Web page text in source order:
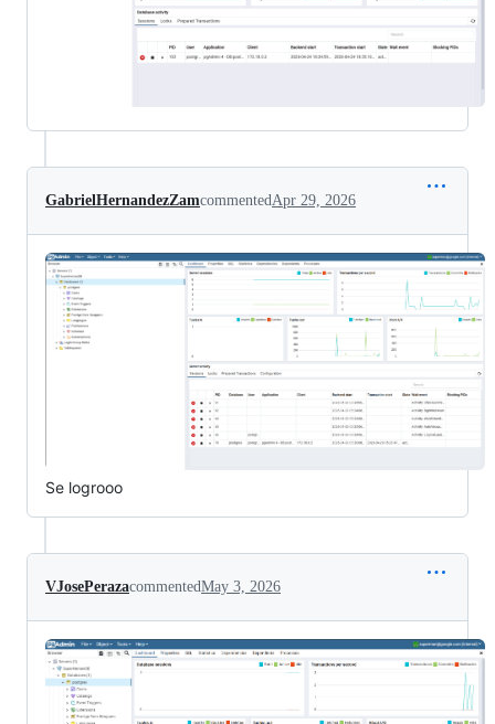
GabrielHernandezZamcommented Apr 29, 2026
Se logrooo
VJosePerazacommentedMay 3, 2026